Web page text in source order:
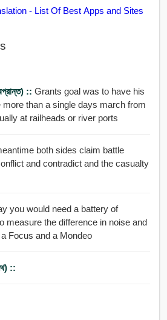
- List Of Best Apps and Sites
:: Grants goal was to have his
than a single days march from
at railheads or river ports
both sides claim battle
and contradict and the casualty
you would need a battery of
measure the difference in noise and
Focus and a Mondeo
::